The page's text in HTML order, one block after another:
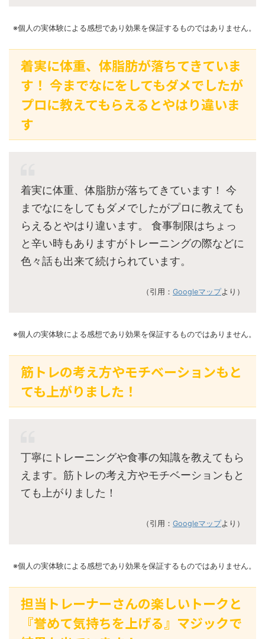
※個人の実体験による感想であり効果を保証するものではありません。
着実に体重、体脂肪が落ちてきていま
す！ 今までなにをしてもダメでしたが
プロに教えてもらえるとやはり違いま
す
着実に体重、体脂肪が落ちてきています！ 今
までなにをしてもダメでしたがプロに教えても
らえるとやはり違います。 食事制限はちょっ
と辛い時もありますがトレーニングの際などに
色々話も出来て続けられています。
（引用： Googleマップより）
※個人の実体験による感想であり効果を保証するものではありません。
筋トレの考え方やモチベーションもと
ても上がりました！
丁寧にトレーニングや食事の知識を教えてもら
えます。筋トレの考え方やモチベーションもと
ても上がりました！
（引用： Googleマップより）
※個人の実体験による感想であり効果を保証するものではありません。
担当トレーナーさんの楽しいトークと
『誉めて気持ちを上げる』マジックで